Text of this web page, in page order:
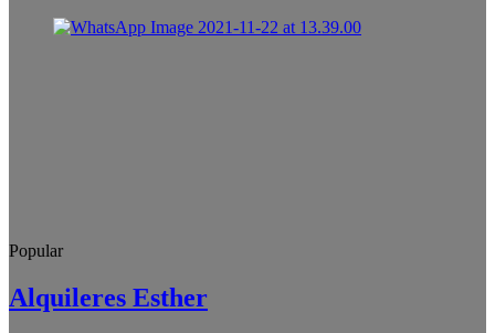
Popular
Alquileres Esther